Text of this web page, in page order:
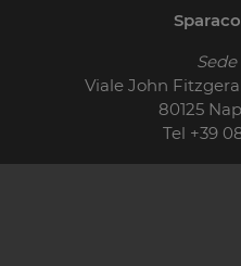
Viale John
80125
Tel +39